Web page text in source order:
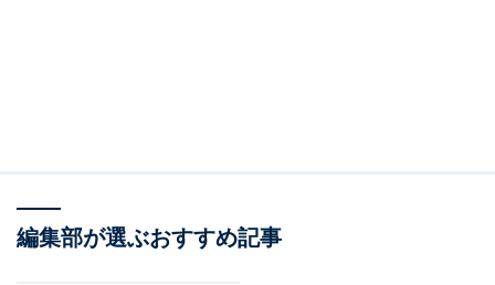
磐梯名湯リゾート ボナリの森（画像出典：楽天トラベル）
編集部が選ぶおすすめ記事